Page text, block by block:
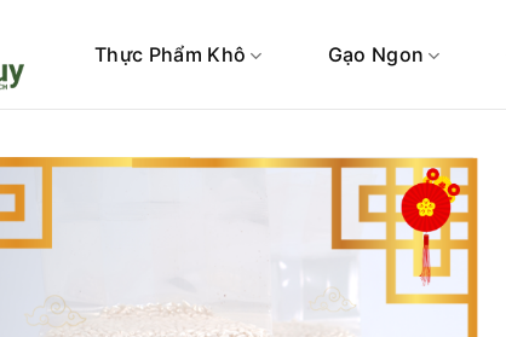
Thực Phẩm Khô Gạo Ngon